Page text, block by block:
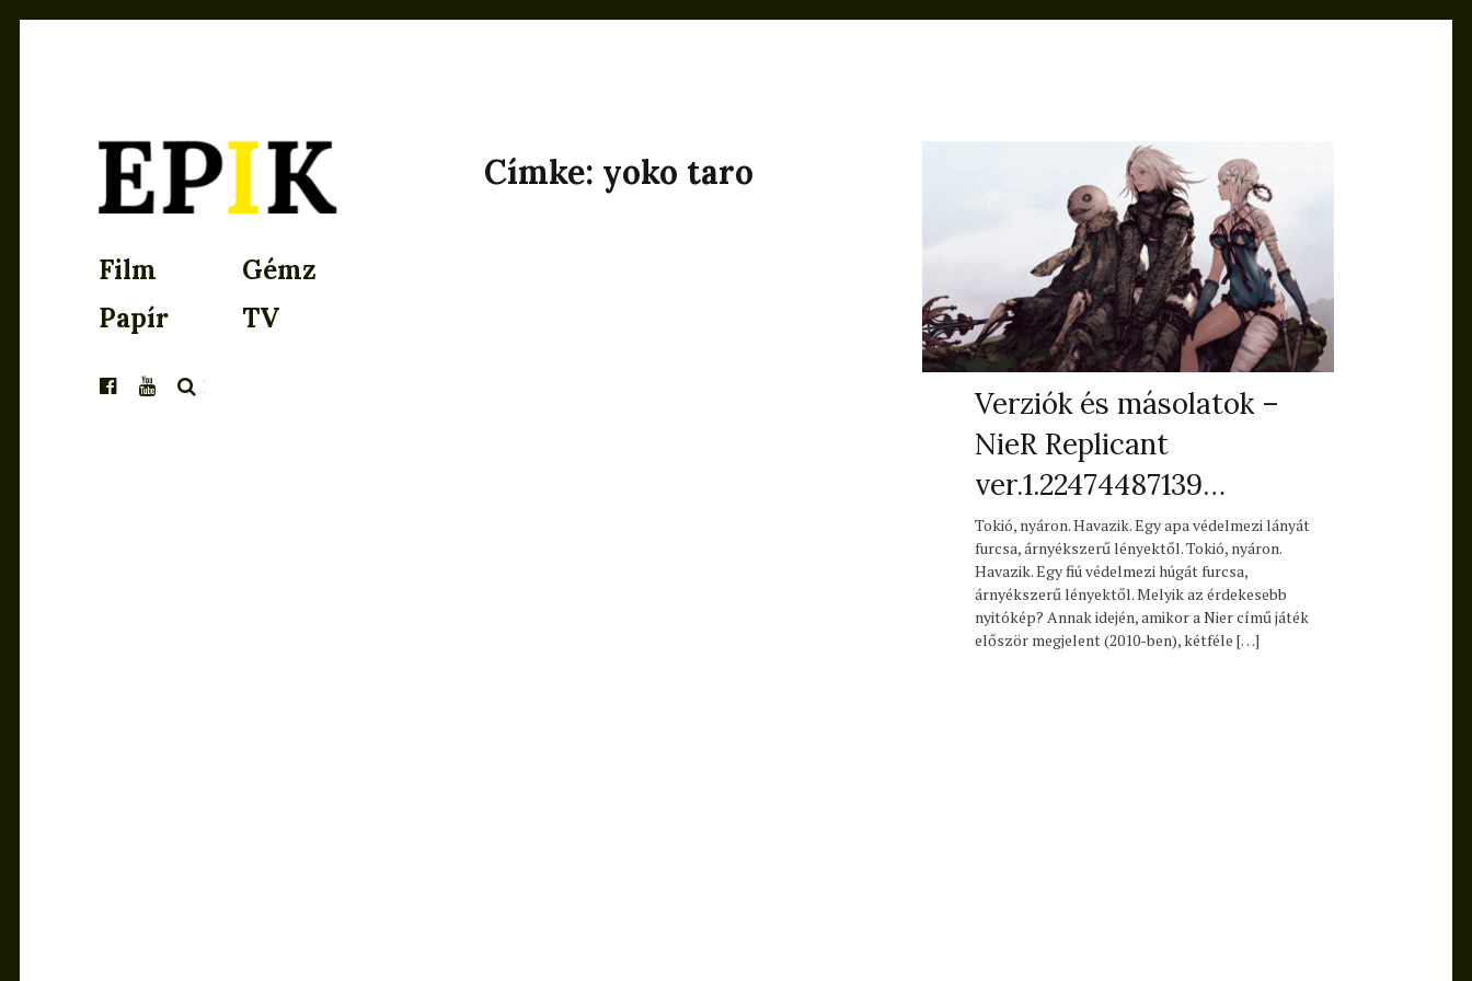
EPIK
Film
Gémz
Papír
TV
KERESÉS
Címke: yoko taro
Verziók és másolatok –
NieR Replicant
ver.1.22474487139…
Tokió, nyáron. Havazik. Egy apa védelmezi lányát
furcsa, árnyékszerű lényektől. Tokió, nyáron.
Havazik. Egy fiú védelmezi húgát furcsa,
árnyékszerű lényektől. Melyik az érdekesebb
nyitókép? Annak idején, amikor a Nier című játék
először megjelent (2010-ben), kétféle […]